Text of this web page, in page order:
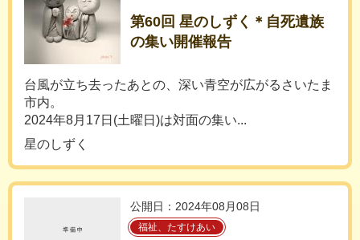
第60回 星のしずく＊自死遺族
の集い開催報告
台風が立ち去ったあとの、深い青空が広がるさいたま
市内。
2024年8月17日(土曜日)は対面の集い...
星のしずく
公開日：2024年08月08日
福祉、たすけあい